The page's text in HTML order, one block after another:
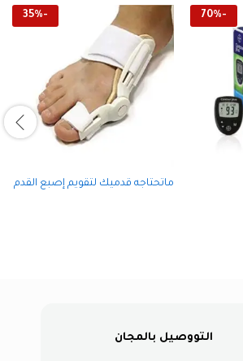
-
70%
-
35%
ماتحتاجه قدميك لتقويم إصبع القدم
التووصيل بالمجان